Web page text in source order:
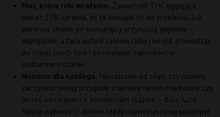
Moc, która robi wrażenie. Zawartość THC sięgająca
nawet 27% sprawia, że te konopie to nie przelewki. Już
pierwsze chwile po konsumpcji przynoszą głębokie
odprężenie, a fala euforii zalewa ciało i umysł, prowadząc
do stanu couch lock i pozwalając zapomnieć o
codziennym stresie.
Nasiona dla każdego. Niezależnie od tego, czy dopiero
zaczynasz swoją przygodę z uprawą nasion marihuany, czy
jesteś weteranem z wieloletnim stażem – Blue Auto
Mazar wybaczy Ci drobne błędy i odwdzięczy się solidnymi